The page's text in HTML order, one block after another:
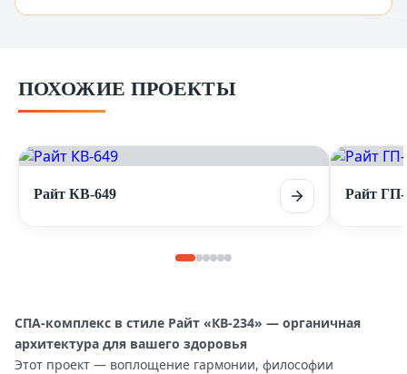
ПОХОЖИЕ ПРОЕКТЫ
Райт КВ-649 Райт ГП-
СПА-комплекс в стиле Райт «КВ-234» — органичная
архитектура для вашего здоровья
Этот проект — воплощение гармонии, философии